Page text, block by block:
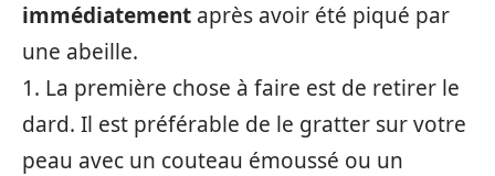
immédiatement après avoir été piqué par
une abeille.
1. La première chose à faire est de retirer le
dard. Il est préférable de le gratter sur votre
peau avec un couteau émoussé ou un